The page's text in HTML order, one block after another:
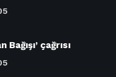
çağrısı